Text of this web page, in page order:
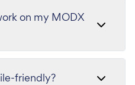
on my MODX
friendly?